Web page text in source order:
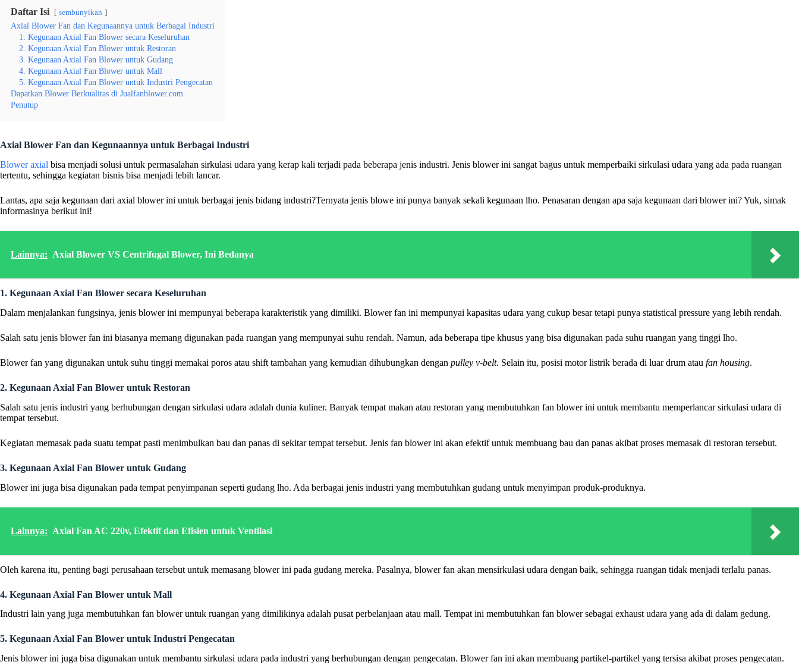
Daftar Isi sembunyikan
Axial Blower Fan dan Kegunaannya untuk Berbagai Industri
1. Kegunaan Axial Fan Blower secara Keseluruhan
2. Kegunaan Axial Fan Blower untuk Restoran
3. Kegunaan Axial Fan Blower untuk Gudang
4. Kegunaan Axial Fan Blower untuk Mall
5. Kegunaan Axial Fan Blower untuk Industri Pengecatan
Dapatkan Blower Berkualitas di Jualfanblower.com
Penutup
Axial Blower Fan dan Kegunaannya untuk Berbagai Industri
Blower axial bisa menjadi solusi untuk permasalahan sirkulasi udara yang kerap kali terjadi pada beberapa jenis industri. Jenis blower ini sangat bagus untuk memperbaiki sirkulasi udara yang ada pada ruangan
tertentu, sehingga kegiatan bisnis bisa menjadi lebih lancar.
Lantas, apa saja kegunaan dari axial blower ini untuk berbagai jenis bidang industri?Ternyata jenis blowe ini punya banyak sekali kegunaan lho. Penasaran dengan apa saja kegunaan dari blower ini? Yuk, simak
informasinya berikut ini!
Lainnya: Axial Blower VS Centrifugal Blower, Ini Bedanya
1. Kegunaan Axial Fan Blower secara Keseluruhan
Dalam menjalankan fungsinya, jenis blower ini mempunyai beberapa karakteristik yang dimiliki. Blower fan ini mempunyai kapasitas udara yang cukup besar tetapi punya statistical pressure yang lebih rendah.
Salah satu jenis blower fan ini biasanya memang digunakan pada ruangan yang mempunyai suhu rendah. Namun, ada beberapa tipe khusus yang bisa digunakan pada suhu ruangan yang tinggi lho.
Blower fan yang digunakan untuk suhu tinggi memakai poros atau shift tambahan yang kemudian dihubungkan dengan pulley v-belt. Selain itu, posisi motor listrik berada di luar drum atau fan housing.
2. Kegunaan Axial Fan Blower untuk Restoran
Salah satu jenis industri yang berhubungan dengan sirkulasi udara adalah dunia kuliner. Banyak tempat makan atau restoran yang membutuhkan fan blower ini untuk membantu memperlancar sirkulasi udara di
tempat tersebut.
Kegiatan memasak pada suatu tempat pasti menimbulkan bau dan panas di sekitar tempat tersebut. Jenis fan blower ini akan efektif untuk membuang bau dan panas akibat proses memasak di restoran tersebut.
3. Kegunaan Axial Fan Blower untuk Gudang
Blower ini juga bisa digunakan pada tempat penyimpanan seperti gudang lho. Ada berbagai jenis industri yang membutuhkan gudang untuk menyimpan produk-produknya.
Lainnya: Axial Fan AC 220v, Efektif dan Efisien untuk Ventilasi
Oleh karena itu, penting bagi perusahaan tersebut untuk memasang blower ini pada gudang mereka. Pasalnya, blower fan akan mensirkulasi udara dengan baik, sehingga ruangan tidak menjadi terlalu panas.
4. Kegunaan Axial Fan Blower untuk Mall
Industri lain yang juga membutuhkan fan blower untuk ruangan yang dimilikinya adalah pusat perbelanjaan atau mall. Tempat ini membutuhkan fan blower sebagai exhaust udara yang ada di dalam gedung.
5. Kegunaan Axial Fan Blower untuk Industri Pengecatan
Jenis blower ini juga bisa digunakan untuk membantu sirkulasi udara pada industri yang berhubungan dengan pengecatan. Blower fan ini akan membuang partikel-partikel yang tersisa akibat proses pengecatan.